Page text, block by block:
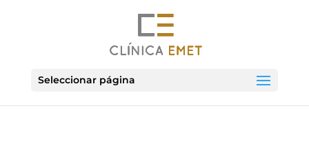
Seleccionar página